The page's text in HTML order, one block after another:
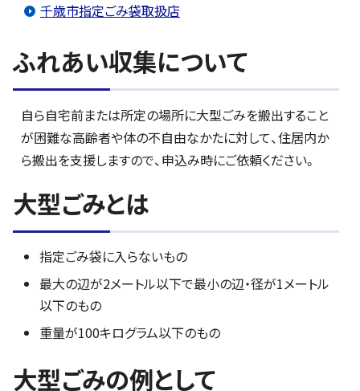
千歳市指定ごみ袋取扱店
ふれあい収集について
自ら自宅前または所定の場所に大型ごみを搬出すること
が困難な高齢者や体の不自由なかたに対して、住居内か
ら搬出を支援しますので、申込み時にご依頼ください。
大型ごみとは
指定ごみ袋に入らないもの
最大の辺が2メートル以下で最小の辺・径が1メートル
以下のもの
重量が100キログラム以下のもの
大型ごみの例として